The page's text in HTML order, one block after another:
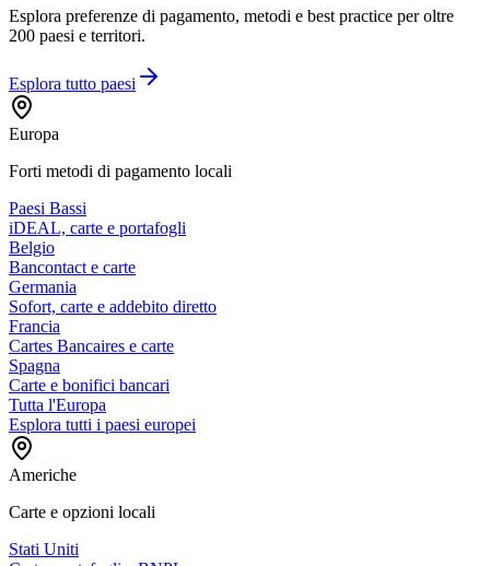
Esplora preferenze di pagamento, metodi e best practice per oltre
200 paesi e territori.
Esplora tutto paesi
Europa
Forti metodi di pagamento locali
Paesi Bassi
iDEAL, carte e portafogli
Belgio
Bancontact e carte
Germania
Sofort, carte e addebito diretto
Francia
Cartes Bancaires e carte
Spagna
Carte e bonifici bancari
Tutta l'Europa
Esplora tutti i paesi europei
Americhe
Carte e opzioni locali
Stati Uniti